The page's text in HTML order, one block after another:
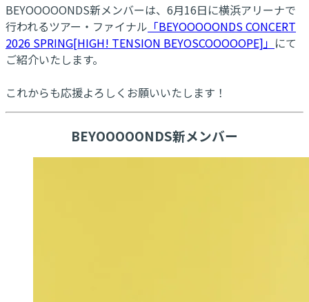
BEYOOOOONDS新メンバーは、6月16日に横浜アリーナで
行われるツアー・ファイナル 「BEYOOOOONDS CONCERT
2026 SPRING[HIGH! TENSION BEYOSCOOOOOPE]」 にて
ご紹介いたします。
これからも応援よろしくお願いいたします！
BEYOOOOONDS新メンバー